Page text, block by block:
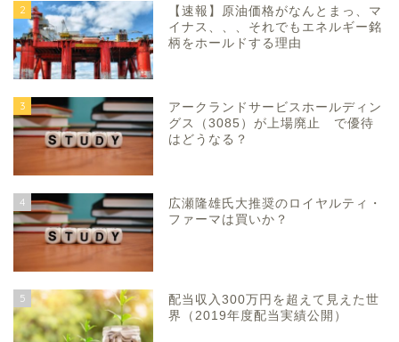
2
【速報】原油価格がなんとまっ、マ
イナス、、、それでもエネルギー銘
柄をホールドする理由
3
アークランドサービスホールディン
グス（3085）が上場廃止 で優待
はどうなる？
4
広瀬隆雄氏大推奨のロイヤルティ・
ファーマは買いか？
5
配当収入300万円を超えて見えた世
界（2019年度配当実績公開）